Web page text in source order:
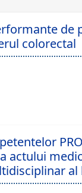
colorectal
actului
al